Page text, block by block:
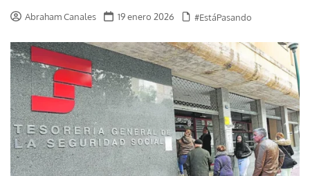
Abraham Canales 19 enero 2026 #EstáPasando